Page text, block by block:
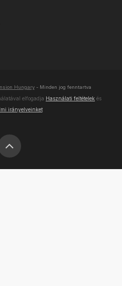
Hungary- Minden jog fenntartva
elfogadja Használati feltételek és
irányelveinket